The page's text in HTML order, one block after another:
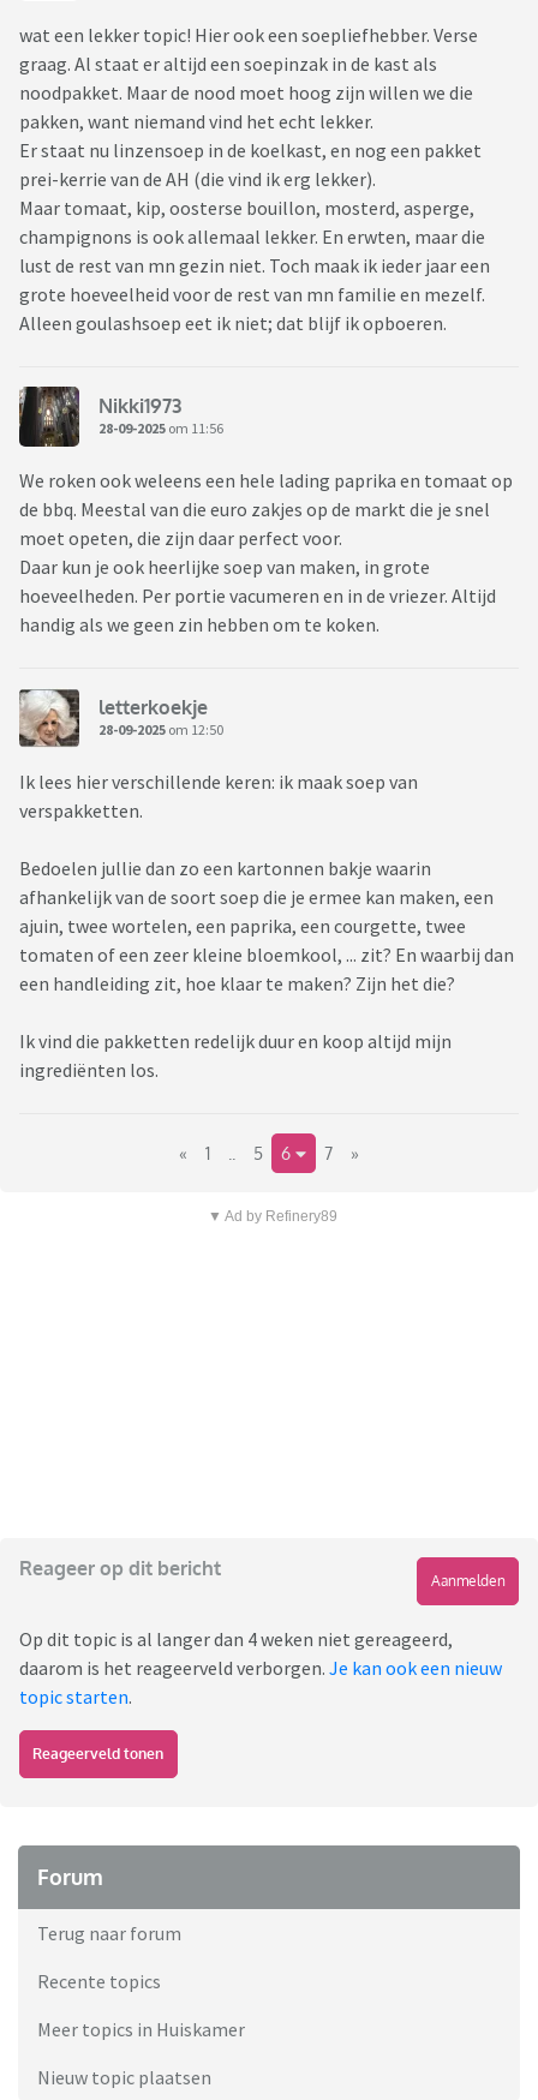
wat een lekker topic! Hier ook een soepliefhebber. Verse
graag. Al staat er altijd een soepinzak in de kast als
noodpakket. Maar de nood moet hoog zijn willen we die
pakken, want niemand vind het echt lekker.
Er staat nu linzensoep in de koelkast, en nog een pakket
prei-kerrie van de AH (die vind ik erg lekker).
Maar tomaat, kip, oosterse bouillon, mosterd, asperge,
champignons is ook allemaal lekker. En erwten, maar die
lust de rest van mn gezin niet. Toch maak ik ieder jaar een
grote hoeveelheid voor de rest van mn familie en mezelf.
Alleen goulashsoep eet ik niet; dat blijf ik opboeren.
Nikki1973
28-09-2025 om 11:56
We roken ook weleens een hele lading paprika en tomaat op
de bbq. Meestal van die euro zakjes op de markt die je snel
moet opeten, die zijn daar perfect voor.
Daar kun je ook heerlijke soep van maken, in grote
hoeveelheden. Per portie vacumeren en in de vriezer. Altijd
handig als we geen zin hebben om te koken.
letterkoekje
28-09-2025 om 12:50
Ik lees hier verschillende keren: ik maak soep van
verspakketten.
Bedoelen jullie dan zo een kartonnen bakje waarin
afhankelijk van de soort soep die je ermee kan maken, een
ajuin, twee wortelen, een paprika, een courgette, twee
tomaten of een zeer kleine bloemkool, ... zit? En waarbij dan
een handleiding zit, hoe klaar te maken? Zijn het die?
Ik vind die pakketten redelijk duur en koop altijd mijn
ingrediënten los.
« 1 5 6 7 »
▼ Ad by Refinery89
Reageer op dit bericht
Aanmelden
Op dit topic is al langer dan 4 weken niet gereageerd,
daarom is het reageerveld verborgen. Je kan ook een nieuw
topic starten.
Reageerveld tonen
Forum
Terug naar forum
Recente topics
Meer topics in Huiskamer
Nieuw topic plaatsen